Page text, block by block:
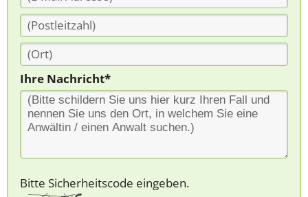
Ihre Nachricht*
Bitte Sicherheitscode eingeben.